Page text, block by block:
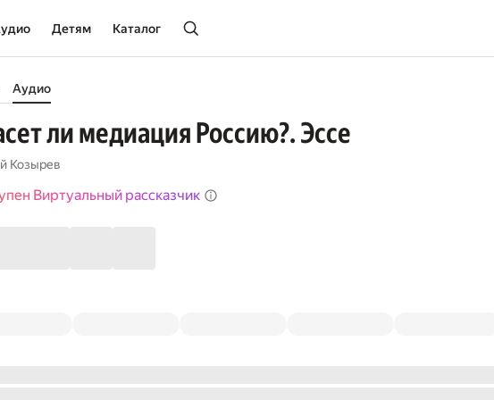
Детям Каталог
Аудио
ли медиация Россию?. Эссе
Козырев
Виртуальный рассказчик